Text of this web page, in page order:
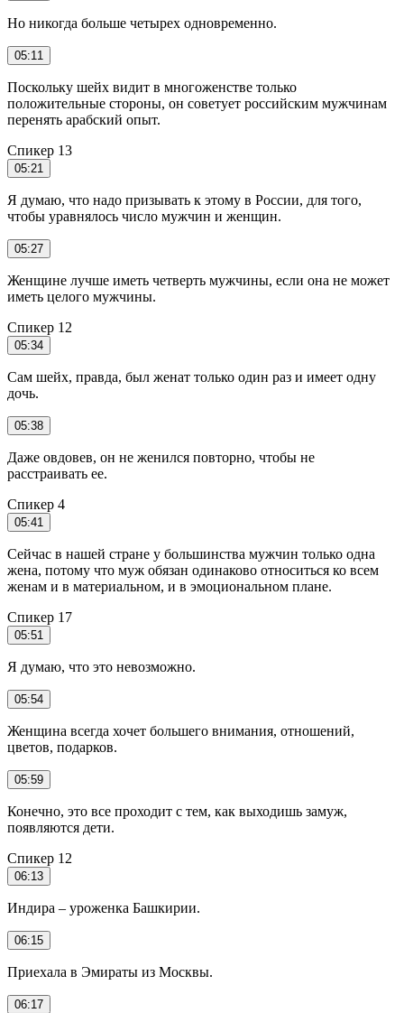
Но никогда больше четырех одновременно.
05:11
Поскольку шейх видит в многоженстве только
положительные стороны, он советует российским мужчинам
перенять арабский опыт.
Спикер 13
05:21
Я думаю, что надо призывать к этому в России, для того,
чтобы уравнялось число мужчин и женщин.
05:27
Женщине лучше иметь четверть мужчины, если она не может
иметь целого мужчины.
Спикер 12
05:34
Сам шейх, правда, был женат только один раз и имеет одну
дочь.
05:38
Даже овдовев, он не женился повторно, чтобы не
расстраивать ее.
Спикер 4
05:41
Сейчас в нашей стране у большинства мужчин только одна
жена, потому что муж обязан одинаково относиться ко всем
женам и в материальном, и в эмоциональном плане.
Спикер 17
05:51
Я думаю, что это невозможно.
05:54
Женщина всегда хочет большего внимания, отношений,
цветов, подарков.
05:59
Конечно, это все проходит с тем, как выходишь замуж,
появляются дети.
Спикер 12
06:13
Индира – уроженка Башкирии.
06:15
Приехала в Эмираты из Москвы.
06:17